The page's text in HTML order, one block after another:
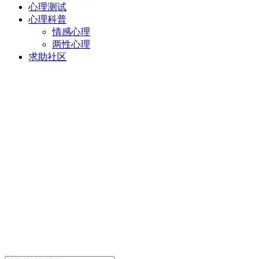
心理测试
心理科普
情感心理
两性心理
求助社区